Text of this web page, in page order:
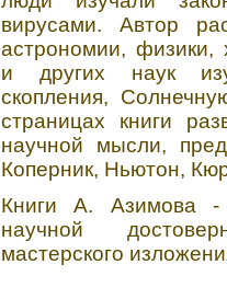
вирусами. Автор
астрономии, физики,
и других наук
скопления,
страницах книги
научной мысли,
Коперник, Ньютон,
Книги А. Азимова -
научной
мастерского